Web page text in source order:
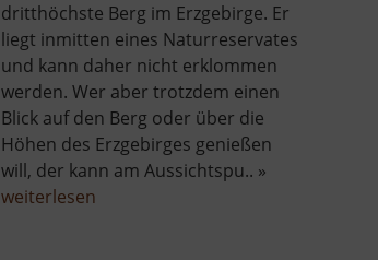
dritthöchste Berg im Erzgebirge. Er
liegt inmitten eines Naturreservates
und kann daher nicht erklommen
werden. Wer aber trotzdem einen
Blick auf den Berg oder über die
Höhen des Erzgebirges genießen
will, der kann am Aussichtspu.. »
weiterlesen